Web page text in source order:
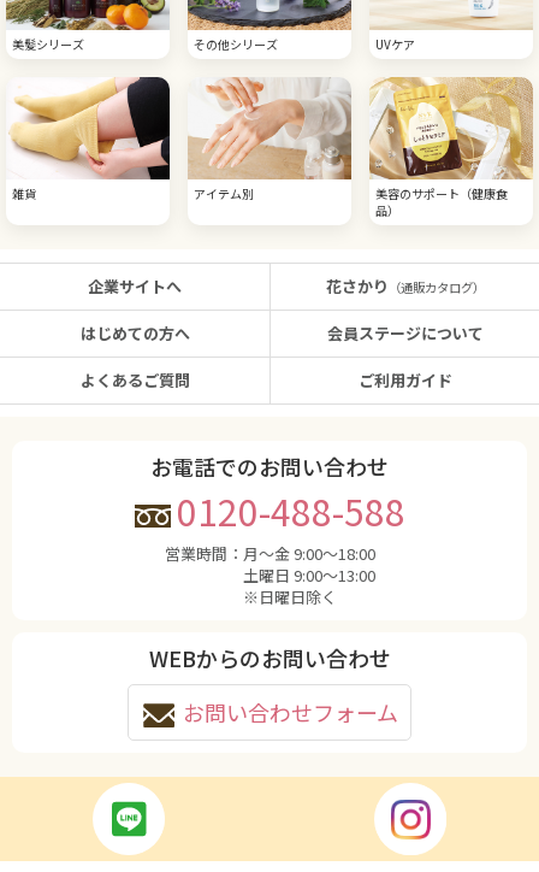
美髪シリーズ その他シリーズ UVケア
雑貨 アイテム別
美容のサポート（健康食
品）
企業サイトへ
はじめての方へ
よくあるご質問
花さかり （通販カタログ）
会員ステージについて
ご利用ガイド
お電話でのお問い合わせ
0120-488-588
営業時間： 月〜金 9:00〜18:00
土曜日 9:00〜13:00
※日曜日除く
WEBからのお問い合わせ
お問い合わせフォーム